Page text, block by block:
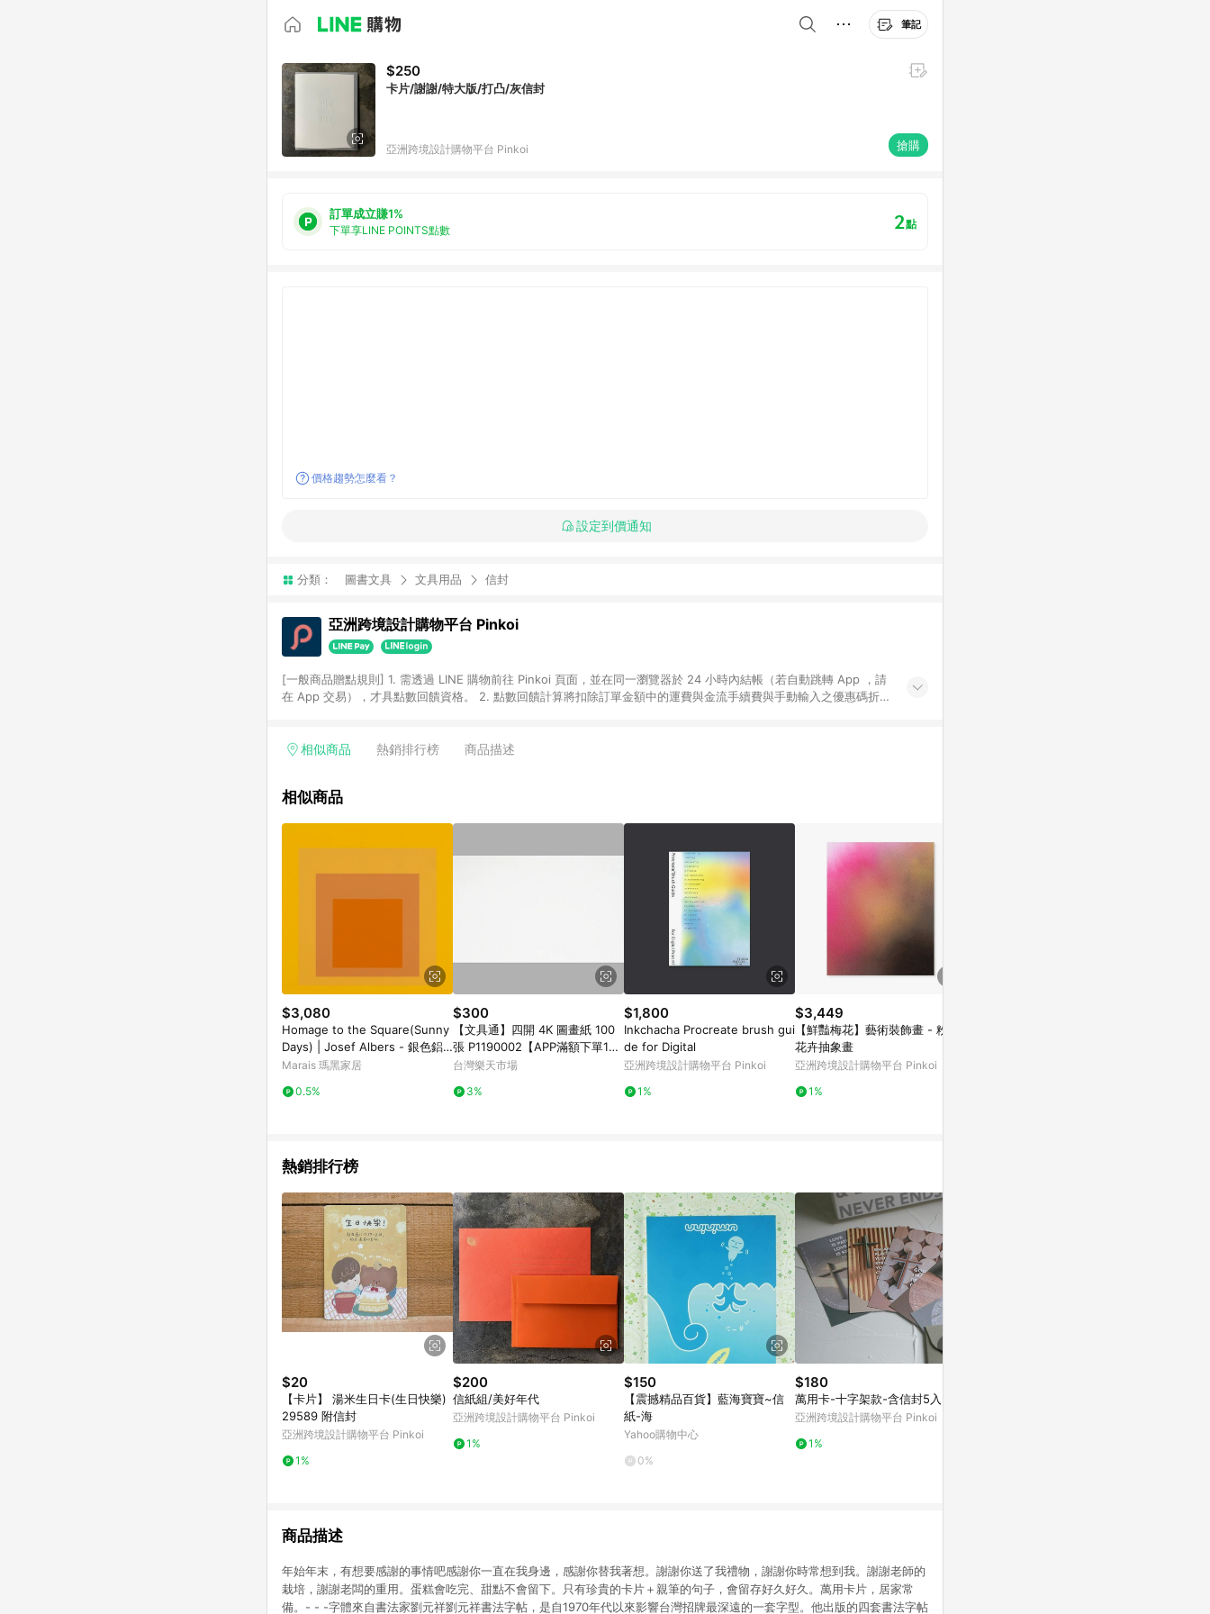
筆記
$250
卡片/謝謝/特大版/打凸/灰信封
亞洲跨境設計購物平台 Pinkoi 搶購
訂單成立賺1%
下單享LINE POINTS點數 2點
價格趨勢怎麼看？
設定到價通知
分類： 圖書文具 文具用品 信封
亞洲跨境設計購物平台 Pinkoi
[一般商品贈點規則] 1. 需透過 LINE 購物前往 Pinkoi 頁面，並在同一瀏覽器於 24 小時內結帳（若自動跳轉 App ，請
在 App 交易），才具點數回饋資格。 2. 點數回饋計算將扣除訂單金額中的運費與金流手續費與手動輸入之優惠碼折
格，部分退款不在此限。 6. APP 請更新至Android v4.6.0 / iOS v4.1.5 以上才具贈點資格。 7. 點數將於出貨後 45 天
使用規則請以點數紅包活動說明為準。 11. 若於 LINE 購物前往 Pinkoi 頁面後才首次下載 Pinkoi APP 並完成訂單，不
相似商品 熱銷排行榜 商品描述
相似商品
$3,080
Homage to the Square(Sunny
Days) | Josef Albers - 銀色鋁
框-中尺寸
Marais 瑪黑家居
0.5%
$300
【文具通】四開 4K 圖畫紙 100
張 P1190002【APP滿額下單1
0%點數(單一帳號最高1500點)】
台灣樂天市場
3%
$1,800
Inkchacha Procreate brush gui
de for Digital
亞洲跨境設計購物平台 Pinkoi
1%
$3,449
【鮮豔梅花】藝術裝飾畫 - 粉色
花卉抽象畫
亞洲跨境設計購物平台 Pinkoi
1%
熱銷排行榜
$20
【卡片】 湯米生日卡(生日快樂)
29589 附信封
亞洲跨境設計購物平台 Pinkoi
1%
$200
信紙組/美好年代
亞洲跨境設計購物平台 Pinkoi
1%
$150
【震撼精品百貨】藍海寶寶~信
紙-海
Yahoo購物中心
0%
$180
萬用卡-十字架款-含信封5入
亞洲跨境設計購物平台 Pinkoi
1%
商品描述
年始年末，有想要感謝的事情吧感謝你一直在我身邊，感謝你替我著想。謝謝你送了我禮物，謝謝你時常想到我。謝謝老師的
栽培，謝謝老闆的重用。蛋糕會吃完、甜點不會留下。只有珍貴的卡片＋親筆的句子，會留存好久好久。萬用卡片，居家常
備。- - -字體來自書法家劉元祥劉元祥書法字帖，是自1970年代以來影響台灣招牌最深遠的一套字型。他出版的四套書法字帖